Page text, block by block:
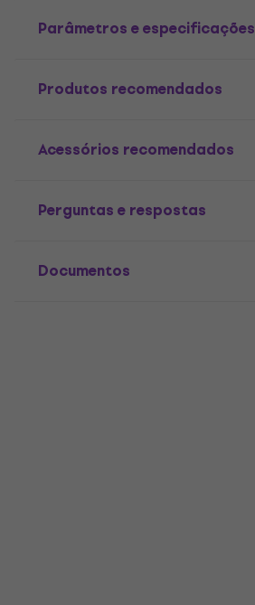
Parâmetros e especificações
Produtos recomendados
Acessórios recomendados
Perguntas e respostas
Documentos